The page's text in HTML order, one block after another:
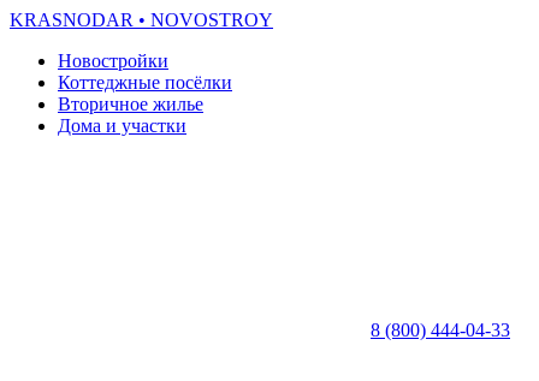
KRASNODAR • NOVOSTROY
Новостройки
Коттеджные посёлки
Вторичное жилье
Дома и участки
8 (800) 444-04-33